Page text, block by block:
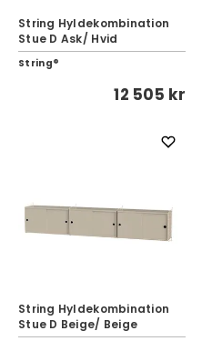
String Hyldekombination
Stue D Ask/ Hvid
String®
12 505 kr
String Hyldekombination
Stue D Beige/ Beige